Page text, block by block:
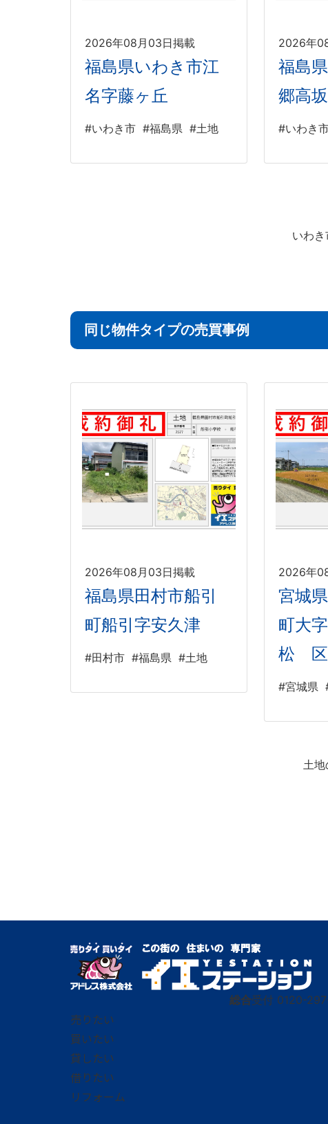
2026年08月03日掲載
福島県いわき市江
名字藤ヶ丘
#いわき市 #福島県 #土地
2026年
福島
郷高
#いわき
いわ
同じ物件タイプの売買事例
2026年08月03日掲載
福島県田村市船引
町船引字安久津
#田村市 #福島県 #土地
2026年
宮城
町大
松 区
#宮城県
土地
総合受付 0120-
売りたい
買いたい
貸したい
借りたい
リフォーム